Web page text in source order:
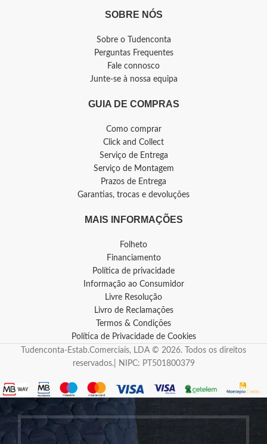
SOBRE NÓS
Sobre o Tudenconta
Perguntas Frequentes
Fale connosco
Junte-se à nossa equipa
GUIA DE COMPRAS
Como comprar
Click and Collect
Serviço de Entrega
Serviço de Montagem
Prazos de Entrega
Garantias, trocas e devoluções
MAIS INFORMAÇÕES
Folheto
Financiamento
Política de privacidade
Informação ao Consumidor
Livre Resolução
Livro de Reclamações
Termos & Condições
Política de Privacidade de Cookies
Tudenconta-Estab.Comerciais, LDA © 2026. Todos os direitos
reservados.| NIPC: PT501800379